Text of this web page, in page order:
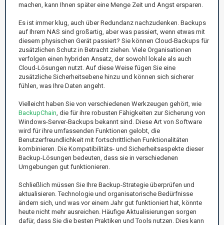
machen, kann Ihnen später eine Menge Zeit und Angst ersparen.
Es ist immer klug, auch über Redundanz nachzudenken. Backups
auf Ihrem NAS sind großartig, aber was passiert, wenn etwas mit
diesem physischen Gerät passiert? Sie können Cloud-Backups für
zusätzlichen Schutz in Betracht ziehen. Viele Organisationen
verfolgen einen hybriden Ansatz, der sowohl lokale als auch
Cloud-Lösungen nutzt. Auf diese Weise fügen Sie eine
zusätzliche Sicherheitsebene hinzu und können sich sicherer
fühlen, was Ihre Daten angeht.
Vielleicht haben Sie von verschiedenen Werkzeugen gehört, wie
BackupChain , die für ihre robusten Fähigkeiten zur Sicherung von
Windows-Server-Backups bekannt sind. Diese Art von Software
wird für ihre umfassenden Funktionen gelobt, die
Benutzerfreundlichkeit mit fortschrittlichen Funktionalitäten
kombinieren. Die Kompatibilitäts- und Sicherheitsaspekte dieser
Backup-Lösungen bedeuten, dass sie in verschiedenen
Umgebungen gut funktionieren.
Schließlich müssen Sie Ihre Backup-Strategie überprüfen und
aktualisieren. Technologie und organisatorische Bedürfnisse
ändern sich, und was vor einem Jahr gut funktioniert hat, könnte
heute nicht mehr ausreichen. Häufige Aktualisierungen sorgen
dafür, dass Sie die besten Praktiken und Tools nutzen. Dies kann